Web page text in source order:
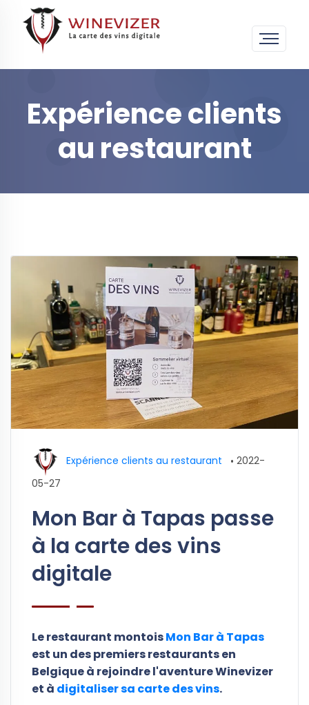
Expérience clients
au restaurant
Expérience clients au restaurant • 2022-
05-27
Mon Bar à Tapas passe
à la carte des vins
digitale
Le restaurant montoisMon Bar à Tapas
est un des premiers restaurants en
Belgique à rejoindre l'aventure Winevizer
et à digitaliser sa carte des vins.